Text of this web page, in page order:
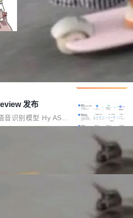
）、macOS / Linu
。 # macOS / Linu
https://solon.noea
型调用可承载的上下
续扩张与代码历史的
关系、接口契约、业
于数十乃至数百个文
识关联网络。传统的
、目录遍历）仅能
以触及代码的语义
使用代码智能体在
著"代码仓理解"瓶
以下简称" CodeBas
码道（CodeA...
，算法工程
私活
了一起案件：北京一
了给自己接的私活腾
游戏部门的全部核心
东城区某科技公司AI
。在公司内部架构
员将数据从A集群迁
收到"。 他没有迁移
，他使用此前登录
了一条被程序员圈
高管理员权限、无
实践：KV ca
吐量提升 4
大模型系列之一，但
吃显存了。月之暗面
都是长上下文、M
人上瘾，但 GPU 显
的 Workers AI 团队
他们在官方博客上发
提升 41%，每 token
发布
音识别模型 Hy ASR
大语言模型 Hy3 的
是真正听懂。通过
本。 Changes/fixe